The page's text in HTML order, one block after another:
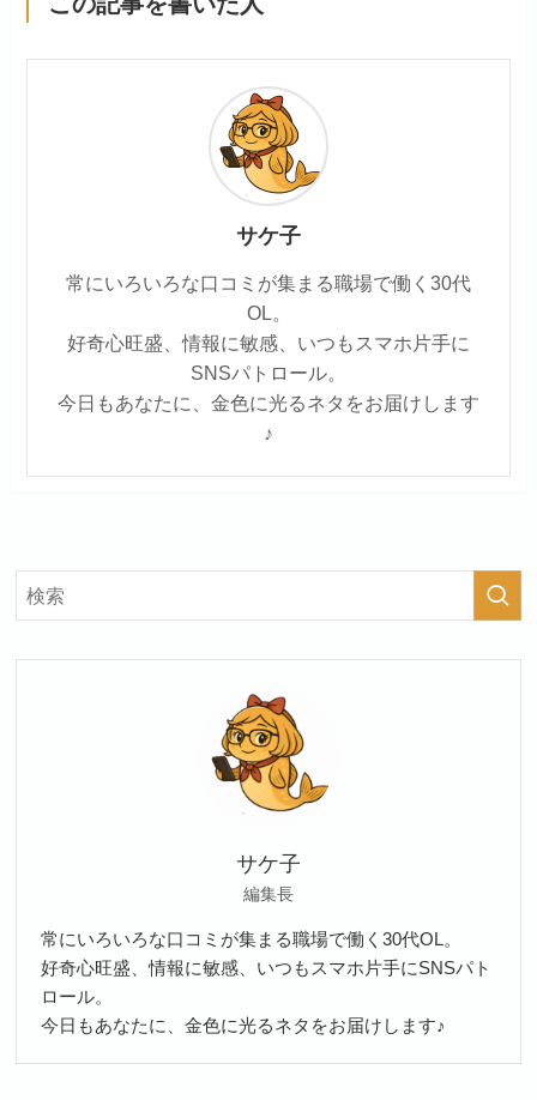
サケ子
常にいろいろな口コミが集まる職場で働く30代
OL。
好奇心旺盛、情報に敏感、いつもスマホ片手に
SNSパトロール。
今日もあなたに、金色に光るネタをお届けします
♪
サケ子
編集長
常にいろいろな口コミが集まる職場で働く30代OL。
好奇心旺盛、情報に敏感、いつもスマホ片手にSNSパト
ロール。
今日もあなたに、金色に光るネタをお届けします♪